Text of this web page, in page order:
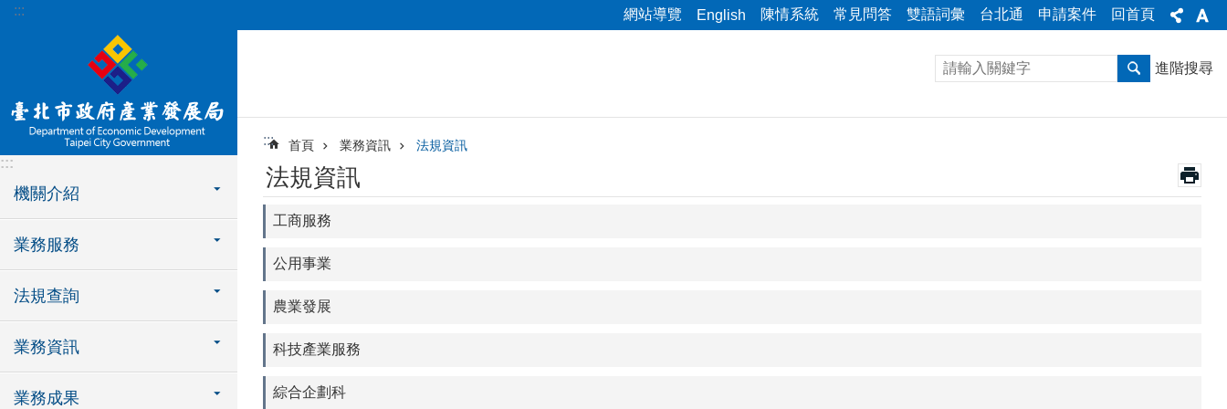
跳到主要內容區塊
::: 網站導覽 English 陳情系統 常見問答 雙語詞彙 台北通 申請案件 回首頁
:::
機關介紹
業務服務
法規查詢
業務資訊
業務成果
進階搜尋
::: 首頁 業務資訊 法規資訊
法規資訊
工商服務
公用事業
農業發展
科技產業服務
綜合企劃科